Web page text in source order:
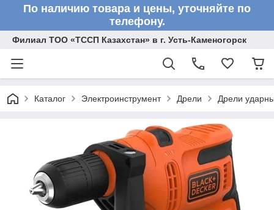
По наличию товара и цены, уточняйте по
телефону.
Филиал ТОО «ТССП Казахстан» в г. Усть-Каменогорск
Каталог Электроинструмент Дрели Дрели